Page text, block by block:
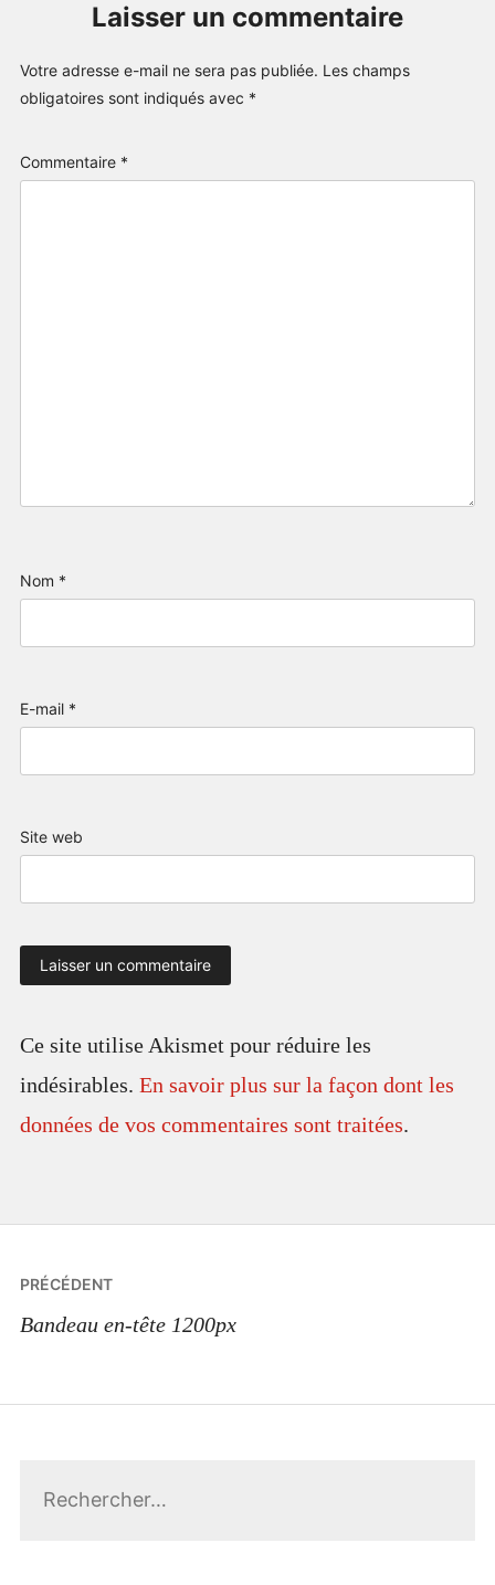
Laisser un commentaire
Votre adresse e-mail ne sera pas publiée. Les champs
obligatoires sont indiqués avec *
Commentaire *
Nom *
E-mail *
Site web
Ce site utilise Akismet pour réduire les
indésirables. En savoir plus sur la façon dont les
données de vos commentaires sont traitées.
Navigation
de
PRÉCÉDENT
Bandeau en-tête 1200px